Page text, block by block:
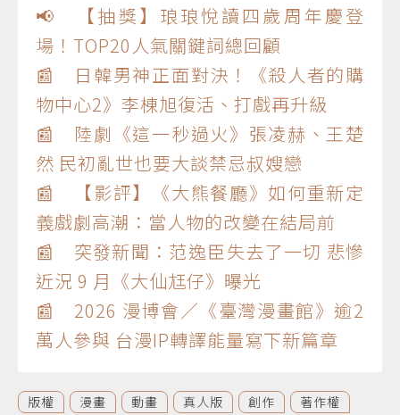
📢 【抽獎】琅琅悅讀四歲周年慶登
場！TOP20人氣關鍵詞總回顧
📰 日韓男神正面對決！《殺人者的購
物中心2》李棟旭復活、打戲再升級
📰 陸劇《這一秒過火》張凌赫、王楚
然 民初亂世也要大談禁忌叔嫂戀
📰 【影評】《大熊餐廳》如何重新定
義戲劇高潮：當人物的改變在結局前
📰 突發新聞：范逸臣失去了一切 悲慘
近況 9 月《大仙尪仔》曝光
📰 2026 漫博會／《臺灣漫畫館》逾2
萬人參與 台漫IP轉譯能量寫下新篇章
版權 漫畫 動畫 真人版 創作
著作權